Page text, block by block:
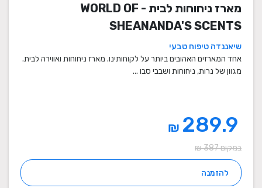
מארז ניחוחות לבית - WORLD OF
SHEANANDA'S SCENTS
שיאננדה טיפוח טבעי
אחד המארזים האהובים ביותר על לקוחותינו. מארז ניחוחות ואווירה לבית.
מגוון של נרות, ניחוחות ושבבי סבו ...
289.9
₪
במקום 387 ₪
להזמנה